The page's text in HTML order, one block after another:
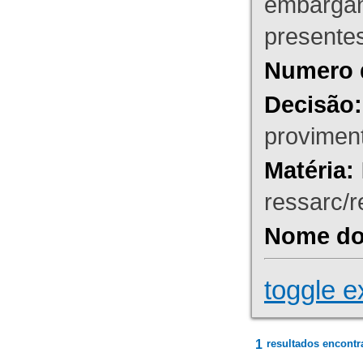
Numero
Decisão:
Matéria:
ressarc/
Nome
toggle
1 resultados